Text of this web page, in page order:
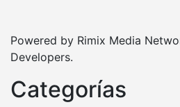
Powered by Rimix Media
Developers.
Categorías